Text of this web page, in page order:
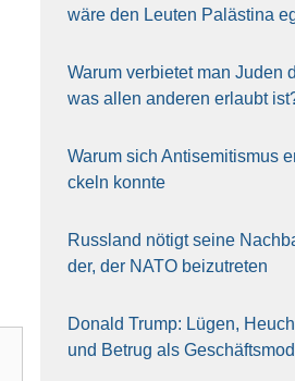
wäre den Leu­ten Paläs­ti­na
War­um ver­bie­tet man Juden
was allen ande­ren erlaubt
War­um sich Anti­se­mi­tis­mus
ckeln konn­te
Russ­land nötigt sei­ne
der, der NATO bei­zu­tre­ten
Donald Trump: Lügen,
und Betrug als